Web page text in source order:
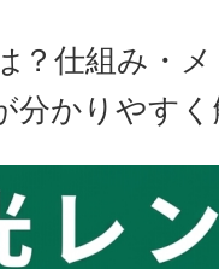
？仕組み・
分かりやす